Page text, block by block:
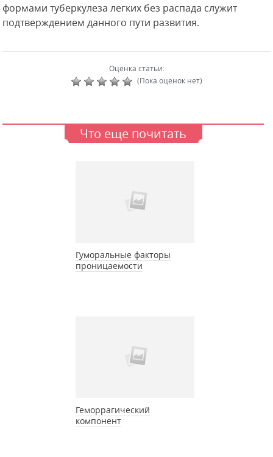
формами туберкулеза легких без распада служит
подтверждением данного пути развития.
Оценка статьи:
(Пока оценок нет)
Что еще почитать
Гуморальные факторы
проницаемости
Геморрагический
компонент